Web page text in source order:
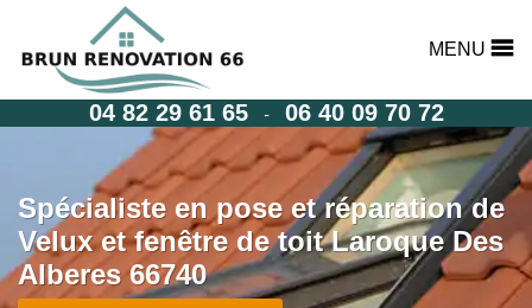
MENU
04 82 29 61 65 - 06 40 09 70 72
Spécialiste en pose et réparation de
Velux et fenêtre de toit Laroque Des
Alberes 66740